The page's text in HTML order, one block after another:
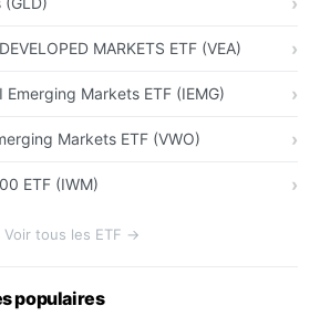
MARKETS ETF (VEA)
Emerging Markets ETF (IEMG)
Markets ETF (VWO)
ETF (IWM)
Voir tous les ETF →
populaires